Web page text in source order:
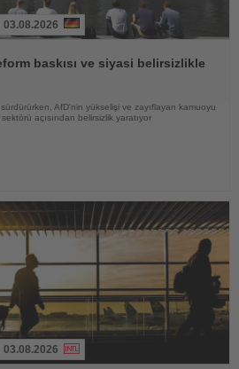
03.08.2026
baskısı ve siyasi belirsizlikle
AfD'nin yükselişi ve zayıflayan kamuoyu
açısından belirsizlik yaratıyor
03.08.2026